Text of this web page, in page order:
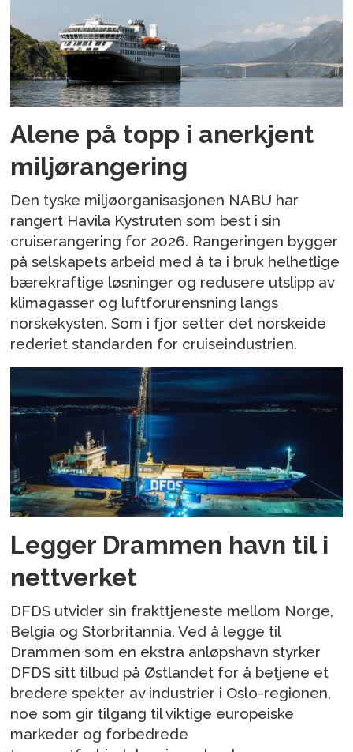
Alene på topp i anerkjent
miljørangering
Den tyske miljøorganisasjonen NABU har
rangert Havila Kystruten som best i sin
cruiserangering for 2026. Rangeringen bygger
på selskapets arbeid med å ta i bruk helhetlige
bærekraftige løsninger og redusere utslipp av
klimagasser og luftforurensning langs
norskekysten. Som i fjor setter det norskeide
rederiet standarden for cruiseindustrien.
Legger Drammen havn til i
nettverket
DFDS utvider sin frakttjeneste mellom Norge,
Belgia og Storbritannia. Ved å legge til
Drammen som en ekstra anløpshavn styrker
DFDS sitt tilbud på Østlandet for å betjene et
bredere spekter av industrier i Oslo-regionen,
noe som gir tilgang til viktige europeiske
markeder og forbedrede